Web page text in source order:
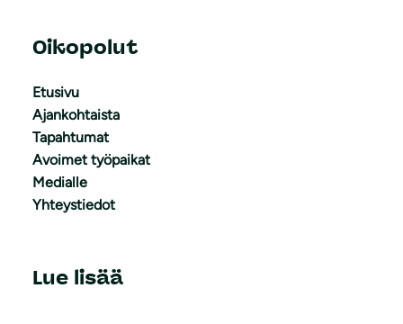
Oikopolut
Etusivu
Ajankohtaista
Tapahtumat
Avoimet työpaikat
Medialle
Yhteystiedot
Lue lisää